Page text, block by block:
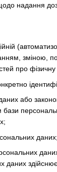
надання
зміною,
про фізичну
або
бази
даних;
даних